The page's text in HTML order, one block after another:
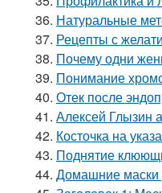
36. Натуральные
37. Рецепты с
38. Почему одни
39. Понимание
40. Отек после
41. Алексей Глызин
42. Косточка на
43. Поднятие
44. Домашние маски